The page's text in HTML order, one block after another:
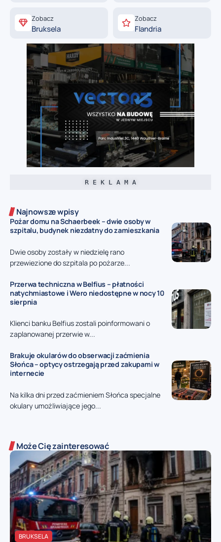
Zobacz
Bruksela
Zobacz
Flandria
R E K L A M A
Najnowsze wpisy
Pożar domu na Schaerbeek – dwie osoby w
szpitalu, budynek niezdatny do zamieszkania
Dwie osoby zostały w niedzielę rano
przewiezione do szpitala po pożarze...
Przerwa techniczna w Belfius – płatności
natychmiastowe i Wero niedostępne w nocy 10
sierpnia
Klienci banku Belfius zostali poinformowani o
zaplanowanej przerwie w...
Brakuje okularów do obserwacji zaćmienia
Słońca – optycy ostrzegają przed zakupami w
internecie
Na kilka dni przed zaćmieniem Słońca specjalne
okulary umożliwiające jego...
Może Cię zainteresować
BRUKSELA